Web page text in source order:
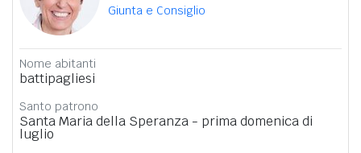
Giunta e Consiglio
Nome abitanti
battipagliesi
Santo patrono
Santa Maria della Speranza - prima domenica di
luglio